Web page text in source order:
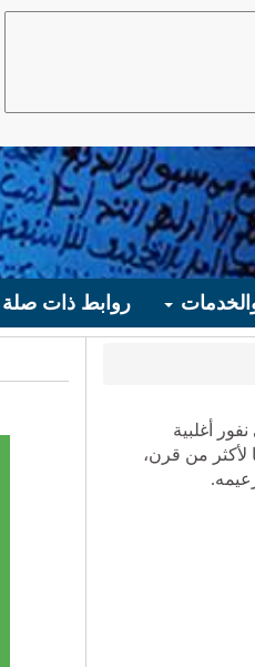
روابط ذات صلة
أغلبية
لأكثر من قرن،